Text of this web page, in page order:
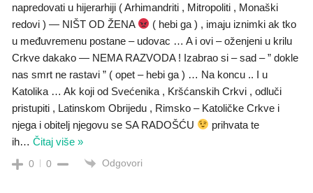
napredovati u hijerarhiji ( Arhimandriti , Mitropoliti , Monaški
redovi ) — NIŠT OD ŽENA
( hebi ga ) , imaju iznimki ak tko
u međuvremenu postane – udovac … A i ovi – oženjeni u krilu
Crkve dakako — NEMA RAZVODA ! Izabrao si – sad – ” dokle
nas smrt ne rastavi ” ( opet – hebi ga ) … Na koncu .. I u
Katolika … Ak koji od Svećenika , Kršćanskih Crkvi , odluči
pristupiti , Latinskom Obrijedu , Rimsko – Katoličke Crkve i
njega i obitelj njegovu se SA RADOŠĆU
prihvata te
ih… Čitaj više »
0 0 Odgovori